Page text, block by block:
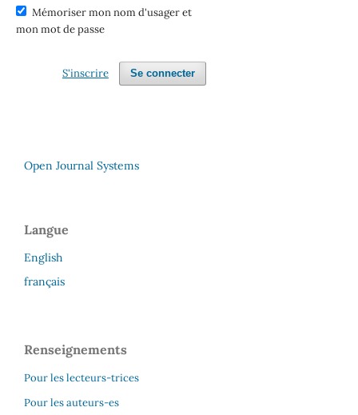
Mémoriser mon nom d'usager et
mon mot de passe
Se connecter
S'inscrire
Open Journal Systems
Langue
English
français
Renseignements
Pour les lecteurs-trices
Pour les auteurs-es